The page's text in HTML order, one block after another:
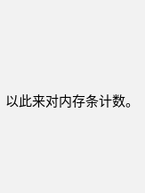
此来对内存条计数。